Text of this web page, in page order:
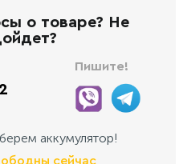
о товаре? Не
Пишите!
аккумулятор!
сейчас